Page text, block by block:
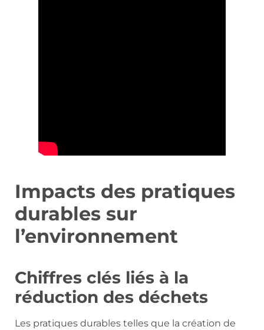
Impacts des pratiques
durables sur
l’environnement
Chiffres clés liés à la
réduction des déchets
Les pratiques durables telles que la création de